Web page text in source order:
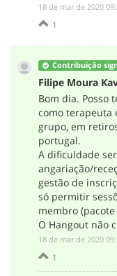
‎18 de mar de 2020
1
Contribuição
Filipe Moura
Bom dia. Posso
como terapeuta
grupo, em
portugal.
A dificuldade
angariação/
gestão de
só permitir
membro (pacote
O Hangout não
‎18 de mar de 2020
1